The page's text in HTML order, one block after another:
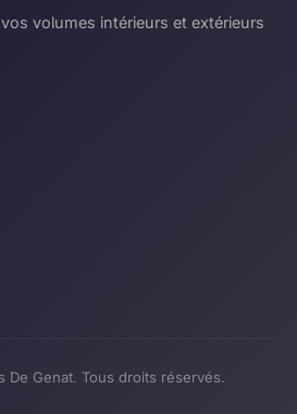
volumes intérieurs et extérieurs
De Genat. Tous droits réservés.